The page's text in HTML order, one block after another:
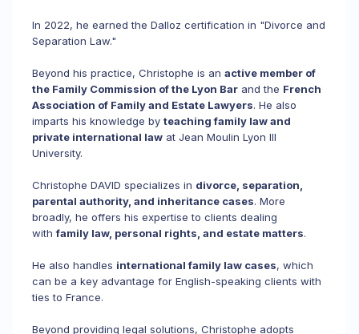
In 2022, he earned the Dalloz certification in "Divorce and
Separation Law."
Beyond his practice, Christophe is an active member of
the Family Commission of the Lyon Bar and the French
Association of Family and Estate Lawyers. He also
imparts his knowledge by teaching family law and
private international law at Jean Moulin Lyon III
University.
Christophe DAVID specializes in divorce, separation,
parental authority, and inheritance cases. More
broadly, he offers his expertise to clients dealing
withfamily law, personal rights, and estate matters.
He also handles international family law cases, which
can be a key advantage for English-speaking clients with
ties to France.
Beyond providing legal solutions, Christophe adopts